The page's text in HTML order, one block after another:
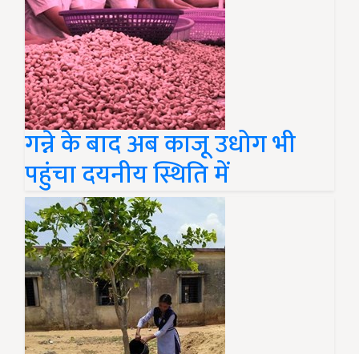
गन्ने के बाद अब काजू उधोग भी
पहुंचा दयनीय स्थिति में